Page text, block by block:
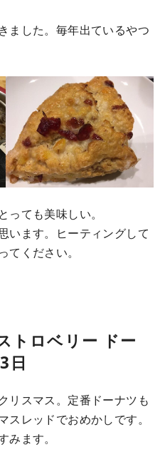
ました。毎年出ているやつ
っても美味しい。
います。ヒーティングして
てください。
トロベリー ドー
日
リスマス。定番ドーナツも
スレッドでおめかしです。
ます。